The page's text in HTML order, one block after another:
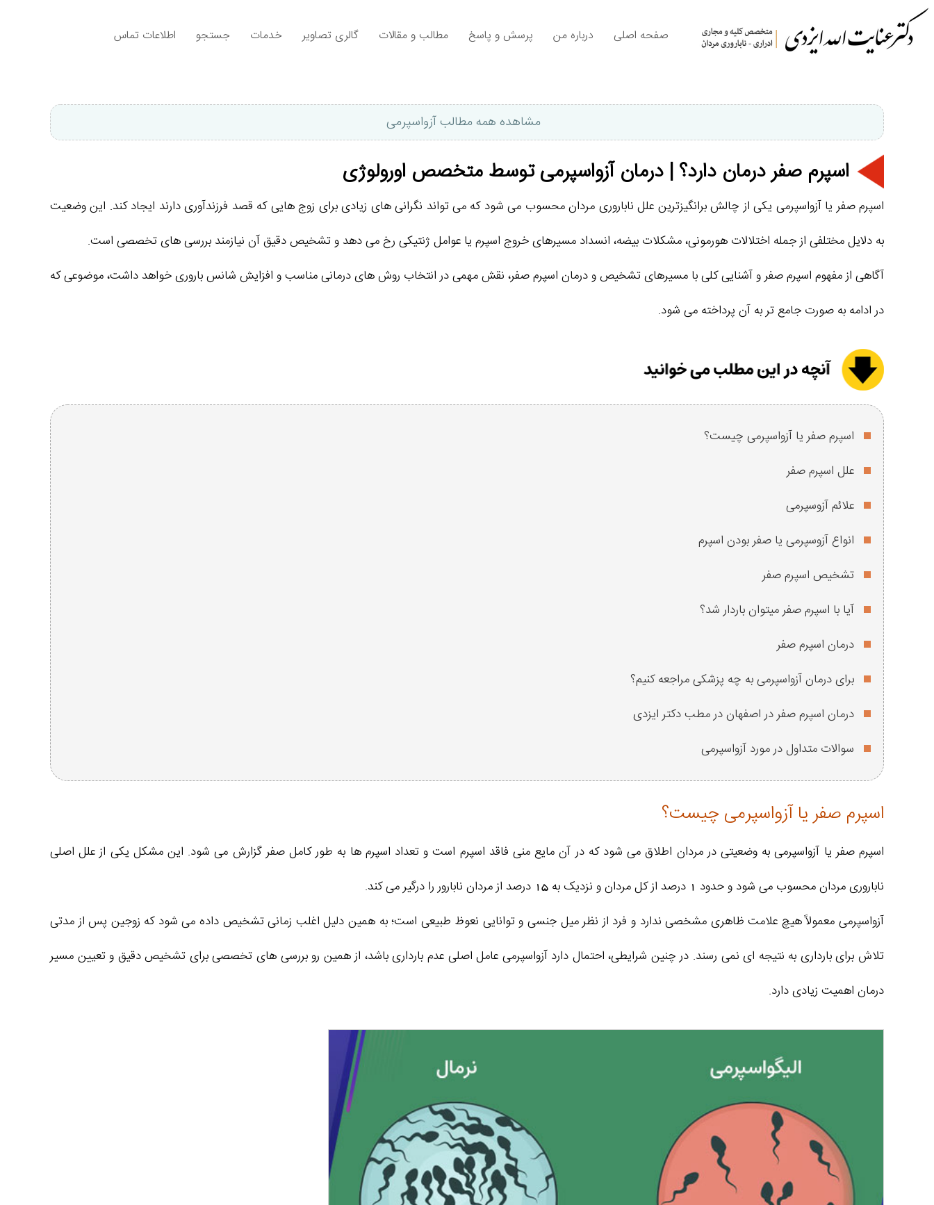
صفحه اصلی درباره من پرسش و پاسخ مطالب و مقالات گالری تصاویر خدمات جستجو اطلاعات تماس
مشاهده همه مطالب آزواسپرمی
اسپرم صفر درمان دارد؟ | درمان آزواسپرمی توسط متخصص اورولوژی
اسپرم صفر یا آزواسپرمی یکی از چالش‌ برانگیزترین علل ناباروری مردان محسوب می‌ شود که می‌ تواند نگرانی‌ های زیادی برای زوج‌ هایی که قصد فرزندآوری دارند ایجاد کند. این وضعیت
به دلایل مختلفی از جمله اختلالات هورمونی، مشکلات بیضه، انسداد مسیرهای خروج اسپرم یا عوامل ژنتیکی رخ می‌ دهد و تشخیص دقیق آن نیازمند بررسی‌ های تخصصی است.
آگاهی از مفهوم اسپرم صفر و آشنایی کلی با مسیرهای تشخیص و درمان اسپرم صفر، نقش مهمی در انتخاب روش‌ های درمانی مناسب و افزایش شانس باروری خواهد داشت، موضوعی که
در ادامه به‌ صورت جامع‌ تر به آن پرداخته می‌ شود.
اسپرم صفر یا آزواسپرمی چیست؟
علل اسپرم صفر
علائم آزوسپرمی
انواع آزوسپرمی یا صفر بودن اسپرم
تشخیص اسپرم صفر
آیا با اسپرم صفر میتوان باردار شد؟
درمان اسپرم صفر
برای درمان آزواسپرمی به چه پزشکی مراجعه کنیم؟
درمان اسپرم صفر در اصفهان در مطب دکتر ایزدی
سوالات متداول در مورد آزواسپرمی
اسپرم صفر یا آزواسپرمی چیست؟
اسپرم صفر یا آزواسپرمی به وضعیتی در مردان اطلاق می‌ شود که در آن مایع منی فاقد اسپرم است و تعداد اسپرم‌ ها به‌ طور کامل صفر گزارش می‌ شود. این مشکل یکی از علل اصلی
ناباروری مردان محسوب می‌ شود و حدود 1 درصد از کل مردان و نزدیک به 15 درصد از مردان نابارور را درگیر می‌ کند.
آزواسپرمی معمولاً هیچ علامت ظاهری مشخصی ندارد و فرد از نظر میل جنسی و توانایی نعوظ طبیعی است؛ به همین دلیل اغلب زمانی تشخیص داده می‌ شود که زوجین پس از مدتی
تلاش برای بارداری به نتیجه‌ ای نمی‌ رسند. در چنین شرایطی، احتمال دارد آزواسپرمی عامل اصلی عدم بارداری باشد، از همین رو بررسی‌ های تخصصی برای تشخیص دقیق و تعیین مسیر
درمان اهمیت زیادی دارد.